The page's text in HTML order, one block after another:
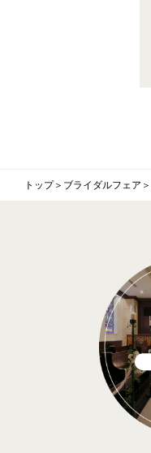
トップ＞ ブライダルフェア ＞